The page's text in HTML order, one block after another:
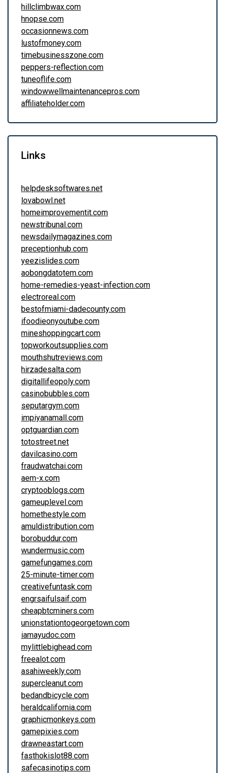
hillclimbwax.com
hnopse.com
occasionnews.com
lustofmoney.com
timebusinesszone.com
peppers-reflection.com
tuneoflife.com
windowwellmaintenancepros.com
affiliateholder.com
Links
helpdesksoftwares.net
lovabowl.net
homeimprovementit.com
newstribunal.com
newsdailymagazines.com
preceptionhub.com
yeezislides.com
aobongdatotem.com
home-remedies-yeast-infection.com
electroreal.com
bestofmiami-dadecounty.com
ifoodieonyoutube.com
mineshoppingcart.com
topworkoutsupplies.com
mouthshutreviews.com
hirzadesalta.com
digitallifeopoly.com
casinobubbles.com
seputargym.com
impiyanamall.com
optguardian.com
totostreet.net
davilcasino.com
fraudwatchai.com
aem-x.com
cryptooblogs.com
gameuplevel.com
homethestyle.com
amuldistribution.com
borobuddur.com
wundermusic.com
gamefungames.com
25-minute-timer.com
creativefuntask.com
engrsaifulsaif.com
cheapbtcminers.com
unionstationtogeorgetown.com
iamayudoc.com
mylittlebighead.com
freealot.com
asahiweekly.com
supercleanut.com
bedandbicycle.com
heraldcalifornia.com
graphicmonkeys.com
gamepixies.com
drawneastart.com
fasthokislot88.com
safecasinotips.com